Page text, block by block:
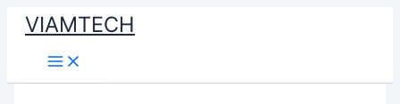
Skip
content
VIAMTECH
Main
Menu